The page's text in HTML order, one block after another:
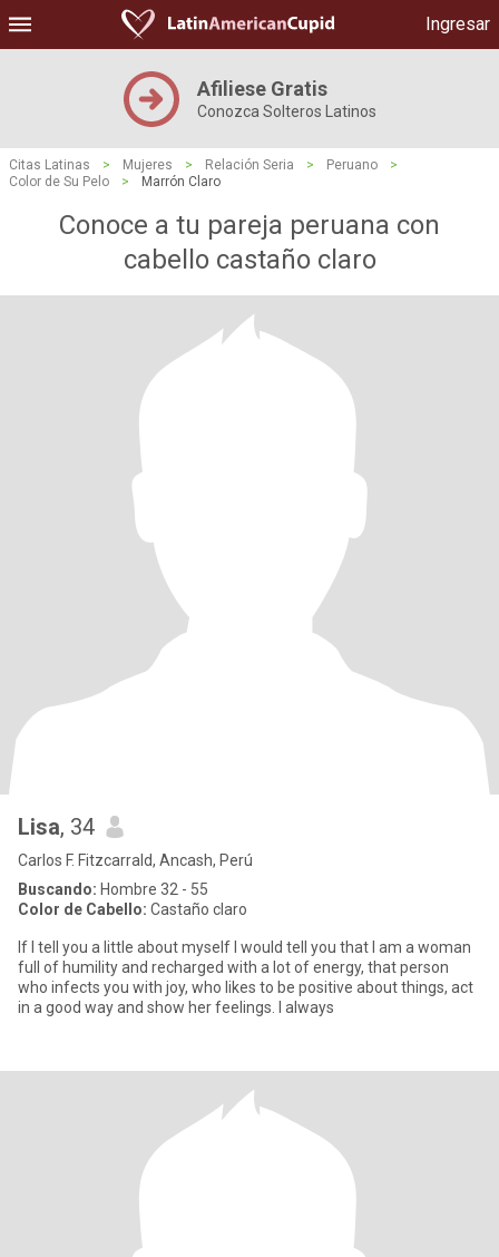
Ingresar
Afiliese Gratis
Conozca Solteros Latinos
Citas Latinas > Mujeres > Relación Seria > Peruano
>
Color de Su Pelo
> Marrón Claro
Conoce a tu pareja peruana con
cabello castaño claro
Lisa, 34
Carlos F. Fitzcarrald, Ancash, Perú
Buscando: Hombre 32 - 55
Color de Cabello: Castaño claro
If I tell you a little about myself I would tell you that I am a woman
full of humility and recharged with a lot of energy, that person
who infects you with joy, who likes to be positive about things, act
in a good way and show her feelings. I always